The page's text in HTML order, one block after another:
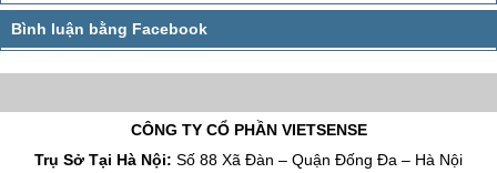
CÔNG TY CỔ PHẦN VIETSENSE
Trụ Sở Tại Hà Nội: Số 88 Xã Đàn – Quận Đống Đa – Hà Nội